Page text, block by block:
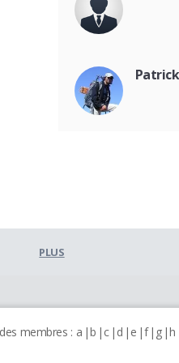
Patrick
PLUS
membres : a b c d e f g h